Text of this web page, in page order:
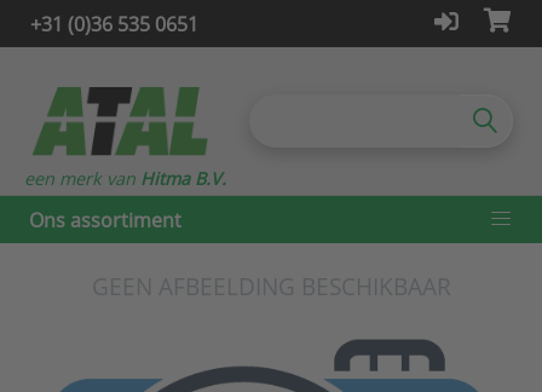
+31 (0)36 535 0651
Ons assortiment
een merk van Hitma B.V.